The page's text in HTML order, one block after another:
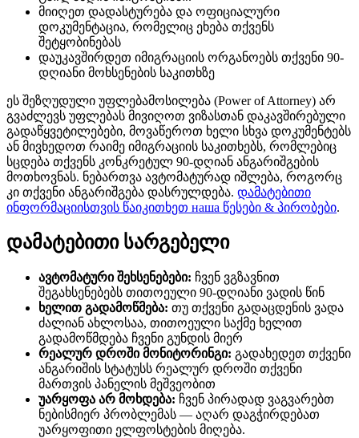
მიიღეთ დადასტურება და ოფიციალური
დოკუმენტაცია, რომელიც ეხება თქვენს
შეტყობინებას
დაუკავშირდეთ იმიგრაციის ორგანოებს თქვენი 90-
დღიანი მოხსენების საკითხზე
ეს შეზღუდული უფლებამოსილება (Power of Attorney) არ
გვაძლევს უფლებას მივიღოთ ვიზასთან დაკავშირებული
გადაწყვეტილებები, მოვაწეროთ ხელი სხვა დოკუმენტებს
ან მივხედოთ რაიმე იმიგრაციის საკითხებს, რომლებიც
სცდება თქვენს კონკრეტულ 90-დღიან ანგარიშგების
მოთხოვნას. ნებართვა ავტომატურად იშლება, როგორც
კი თქვენი ანგარიშგება დასრულდება. დამატებითი
ინფორმაციისთვის წაიკითხეთ наша წესები & პირობები.
დამატებითი სარგებელი
ავტომატური შეხსენებები: ჩვენ ვგზავნით
შეგახსენებებს თითოეული 90-დღიანი ვადის წინ
ხელით გადამოწმება: თუ თქვენი გადაცდენის ვადა
ძალიან ახლოსაა, თითოეული საქმე ხელით
გადამოწმდება ჩვენი გუნდის მიერ
რეალურ დროში მონიტორინგი: გადახედეთ თქვენი
ანგარიშის სტატუსს რეალურ დროში თქვენი
მართვის პანელის მეშვეობით
უარყოფა არ მოხდება: ჩვენ პირადად ვაგვარებთ
ნებისმიერ პრობლემას — აღარ დაგჭირდებათ
უარყოფითი ელფოსტების მიღება.